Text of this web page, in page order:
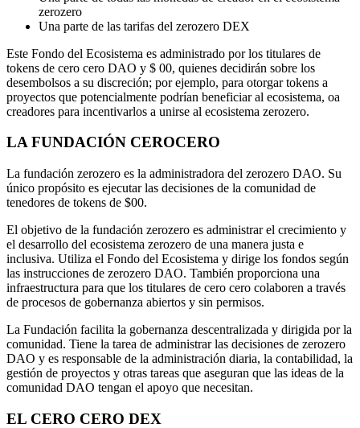
zerozero
Una parte de las tarifas del zerozero DEX
Este Fondo del Ecosistema es administrado por los titulares de
tokens de cero cero DAO y $ 00, quienes decidirán sobre los
desembolsos a su discreción; por ejemplo, para otorgar tokens a
proyectos que potencialmente podrían beneficiar al ecosistema, oa
creadores para incentivarlos a unirse al ecosistema zerozero.
LA FUNDACIÓN CEROCERO
La fundación zerozero es la administradora del zerozero DAO. Su
único propósito es ejecutar las decisiones de la comunidad de
tenedores de tokens de $00.
El objetivo de la fundación zerozero es administrar el crecimiento y
el desarrollo del ecosistema zerozero de una manera justa e
inclusiva. Utiliza el Fondo del Ecosistema y dirige los fondos según
las instrucciones de zerozero DAO. También proporciona una
infraestructura para que los titulares de cero cero colaboren a través
de procesos de gobernanza abiertos y sin permisos.
La Fundación facilita la gobernanza descentralizada y dirigida por la
comunidad. Tiene la tarea de administrar las decisiones de zerozero
DAO y es responsable de la administración diaria, la contabilidad, la
gestión de proyectos y otras tareas que aseguran que las ideas de la
comunidad DAO tengan el apoyo que necesitan.
EL CERO CERO DEX